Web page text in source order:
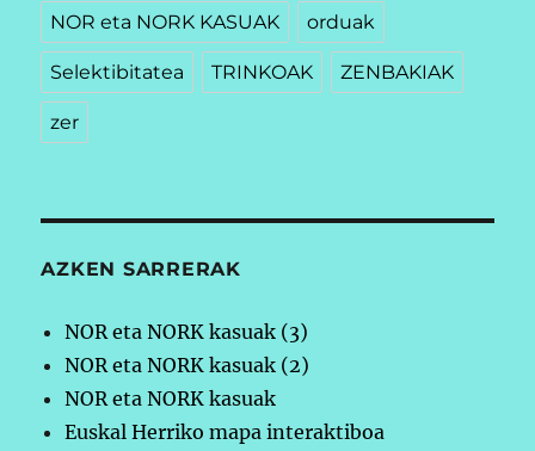
NOR eta NORK KASUAK orduak
Selektibitatea TRINKOAK ZENBAKIAK
zer
AZKEN SARRERAK
NOR eta NORK kasuak (3)
NOR eta NORK kasuak (2)
NOR eta NORK kasuak
Euskal Herriko mapa interaktiboa